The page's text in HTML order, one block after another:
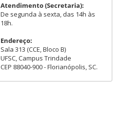
Atendimento (Secretaria):
De segunda à sexta, das 14h às
18h.
Endereço:
Sala 313 (CCE, Bloco B)
UFSC, Campus Trindade
CEP 88040-900 - Florianópolis, SC.